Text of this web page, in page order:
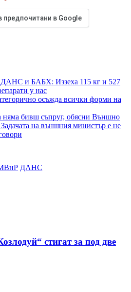
предпочитани в Google
и БАБХ: Иззеха 115 кг и 527
у нас
осъжда всички форми на
няма бивш съпруг, обясни Външно
на външния министър е не
ДАНС
стигат за под две